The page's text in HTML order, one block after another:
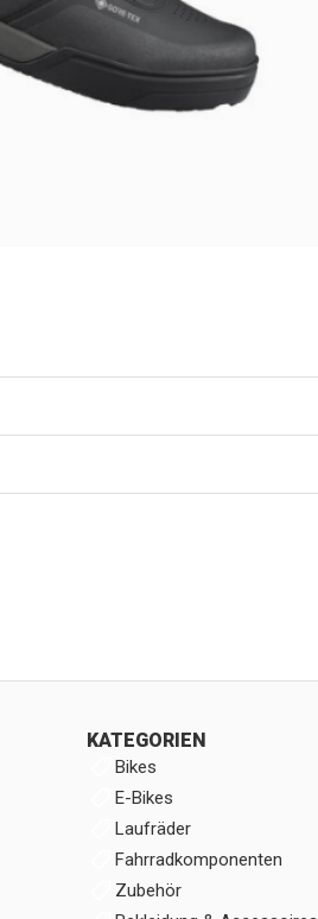
KATEGORIEN
Bikes
E-Bikes
Laufräder
Fahrradkomponenten
Zubehör